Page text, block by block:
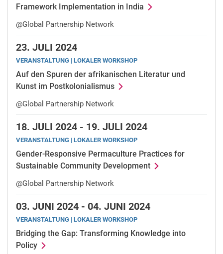
Framework Implementation in India
@Global Partnership Network
23. JULI 2024
VERANSTALTUNG | LOKALER WORKSHOP
Auf den Spuren der afrikanischen Literatur und
Kunst im Postkolonialismus
@Global Partnership Network
18. JULI 2024 - 19. JULI 2024
VERANSTALTUNG | LOKALER WORKSHOP
Gender-Responsive Permaculture Practices for
Sustainable Community Development
@Global Partnership Network
03. JUNI 2024 - 04. JUNI 2024
VERANSTALTUNG | LOKALER WORKSHOP
Bridging the Gap: Transforming Knowledge into
Policy